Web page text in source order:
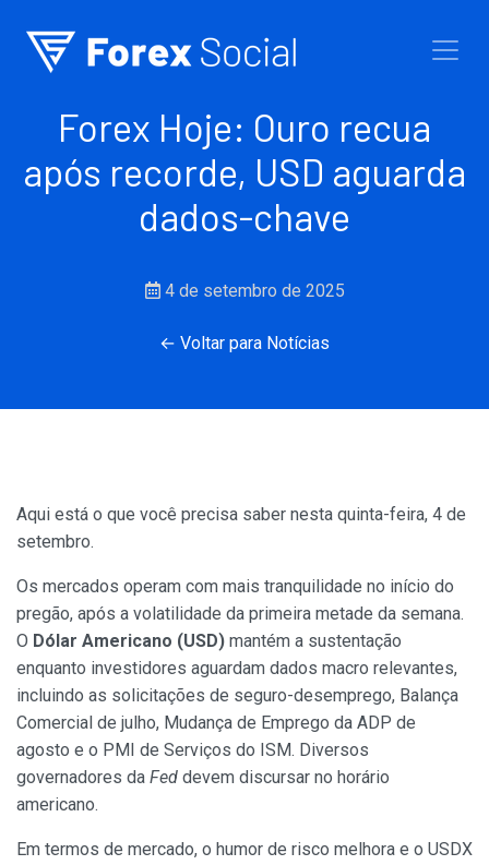
Forex Hoje: Ouro recua
após recorde, USD aguarda
dados-chave
4 de setembro de 2025
← Voltar para Notícias
Aqui está o que você precisa saber nesta quinta-feira, 4 de
setembro.
Os mercados operam com mais tranquilidade no início do
pregão, após a volatilidade da primeira metade da semana.
O Dólar Americano (USD) mantém a sustentação
enquanto investidores aguardam dados macro relevantes,
incluindo as solicitações de seguro-desemprego, Balança
Comercial de julho, Mudança de Emprego da ADP de
agosto e o PMI de Serviços do ISM. Diversos
governadores da Fed devem discursar no horário
americano.
Em termos de mercado, o humor de risco melhora e o USDX